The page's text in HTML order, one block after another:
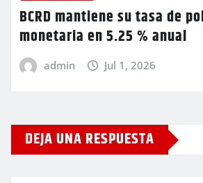
BCRD mantiene su tasa de
monetaria en 5.25 % anual
admin Jul 1, 2026
DEJA UNA RESPUESTA